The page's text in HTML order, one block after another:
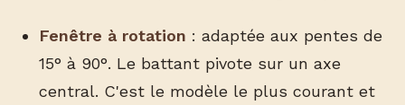
Fenêtre à rotation : adaptée aux pentes de
15° à 90°. Le battant pivote sur un axe
central. C'est le modèle le plus courant et